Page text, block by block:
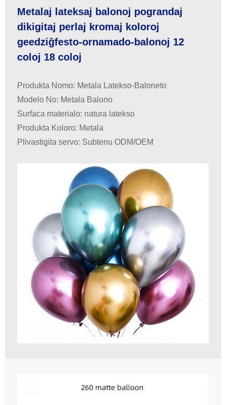
Metalaj lateksaj balonoj pograndaj
dikigitaj perlaj kromaj koloroj
geedziĝfesto-ornamado-balonoj 12
coloj 18 coloj
Produkta Nomo: Metala Latekso-Baloneto
Modelo No: Metala Balono
Surfaca materialo: natura latekso
Produkta Koloro: Metala
Plivastigita servo: Subtenu ODM/OEM